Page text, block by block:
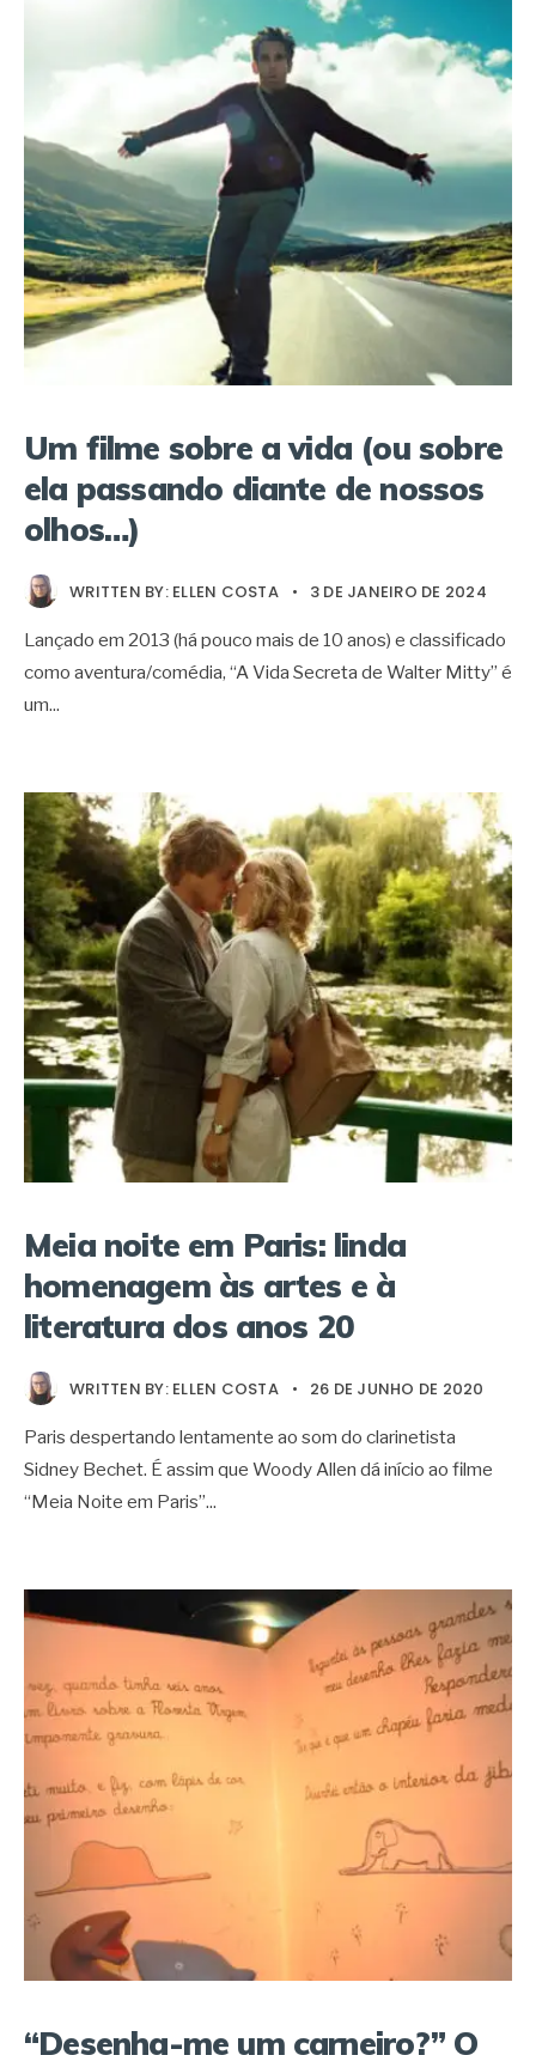
Um filme sobre a vida (ou sobre
ela passando diante de nossos
olhos…)
WRITTEN BY: ELLEN COSTA • 3 DE JANEIRO DE 2024
Lançado em 2013 (há pouco mais de 10 anos) e classificado
como aventura/comédia, “A Vida Secreta de Walter Mitty” é
um...
Meia noite em Paris: linda
homenagem às artes e à
literatura dos anos 20
WRITTEN BY: ELLEN COSTA • 26 DE JUNHO DE 2020
Paris despertando lentamente ao som do clarinetista
Sidney Bechet. É assim que Woody Allen dá início ao filme
“Meia Noite em Paris”...
“Desenha-me um carneiro?” O